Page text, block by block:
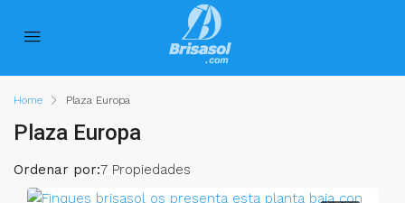
Home Plaza Europa
Plaza Europa
7 Propiedades
Ordenar por: